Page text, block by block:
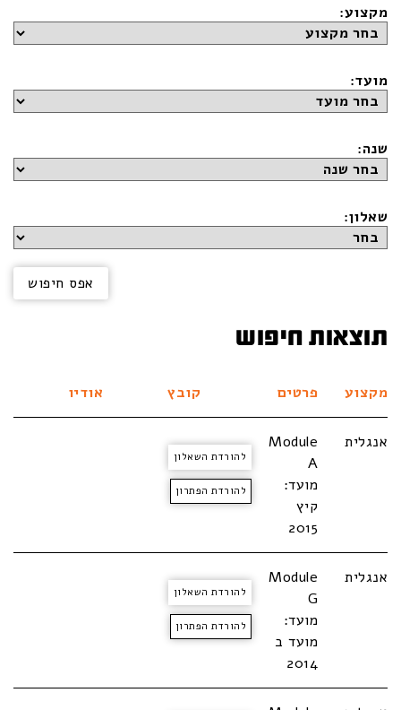
מקצוע:
מועד:
שנה:
שאלון:
תוצאות חיפוש
מקצוע פרטים קובץ אודיו
אנגלית
Module
A
מועד:
קיץ
2015
להורדת השאלון
להורדת הפתרון
אנגלית
Module
G
מועד:
מועד ב
2014
להורדת השאלון
להורדת הפתרון